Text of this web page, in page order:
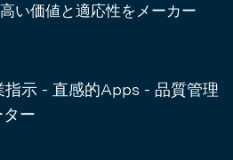
い価値と適応性をメーカー